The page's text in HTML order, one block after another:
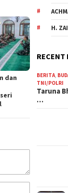
dan
H.
RECENT
BERITA,
TNI/POLRI
Taruna
…